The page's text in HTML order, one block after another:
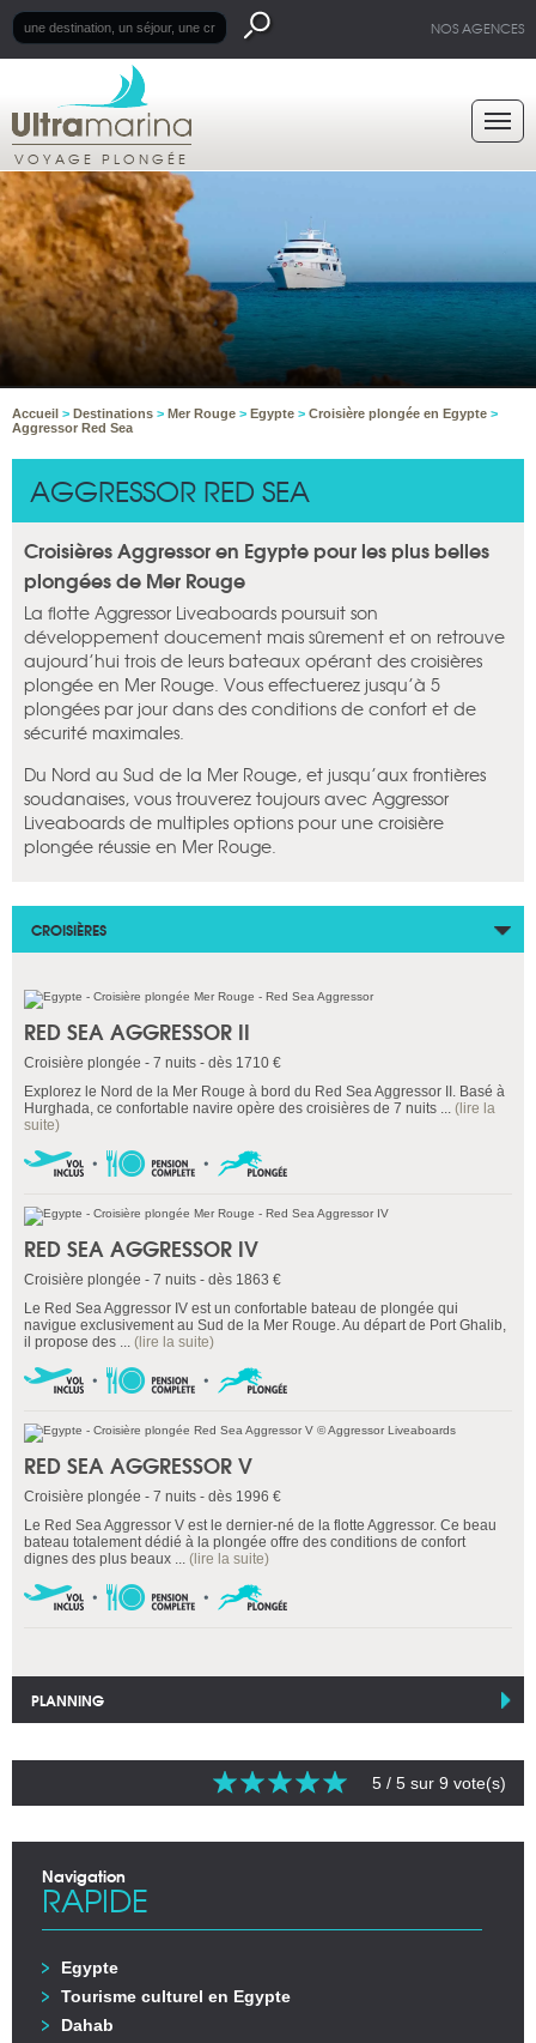
NOS AGENCES
VOYAGE PLONGÉE
Accueil > Destinations > Mer Rouge > Egypte > Croisière plongée en Egypte >
Aggressor Red Sea
AGGRESSOR RED SEA
Croisières Aggressor en Egypte pour les plus belles
plongées de Mer Rouge
La flotte Aggressor Liveaboards poursuit son
développement doucement mais sûrement et on retrouve
aujourd’hui trois de leurs bateaux opérant des croisières
plongée en Mer Rouge. Vous effectuerez jusqu’à 5
plongées par jour dans des conditions de confort et de
sécurité maximales.
Du Nord au Sud de la Mer Rouge, et jusqu’aux frontières
soudanaises, vous trouverez toujours avec Aggressor
Liveaboards de multiples options pour une croisière
plongée réussie en Mer Rouge.
CROISIÈRES
RED SEA AGGRESSOR II
Croisière plongée - 7 nuits - dès 1710 €
Explorez le Nord de la Mer Rouge à bord du Red Sea Aggressor II. Basé à
Hurghada, ce confortable navire opère des croisières de 7 nuits ... (lire la
suite)
RED SEA AGGRESSOR IV
Croisière plongée - 7 nuits - dès 1863 €
Le Red Sea Aggressor IV est un confortable bateau de plongée qui
navigue exclusivement au Sud de la Mer Rouge. Au départ de Port Ghalib,
il propose des ... (lire la suite)
RED SEA AGGRESSOR V
Croisière plongée - 7 nuits - dès 1996 €
Le Red Sea Aggressor V est le dernier-né de la flotte Aggressor. Ce beau
bateau totalement dédié à la plongée offre des conditions de confort
dignes des plus beaux ... (lire la suite)
PLANNING
5 / 5 sur 9 vote(s)
Navigation
RAPIDE
Egypte
Tourisme culturel en Egypte
Dahab